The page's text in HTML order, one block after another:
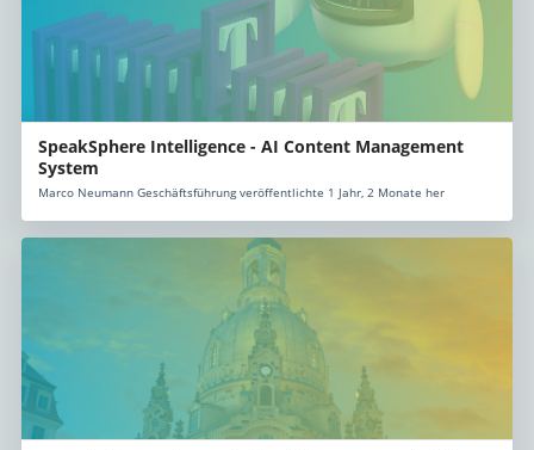
SpeakSphere Intelligence - AI Content Management
System
Marco Neumann Geschäftsführung veröffentlichte 1 Jahr, 2 Monate her